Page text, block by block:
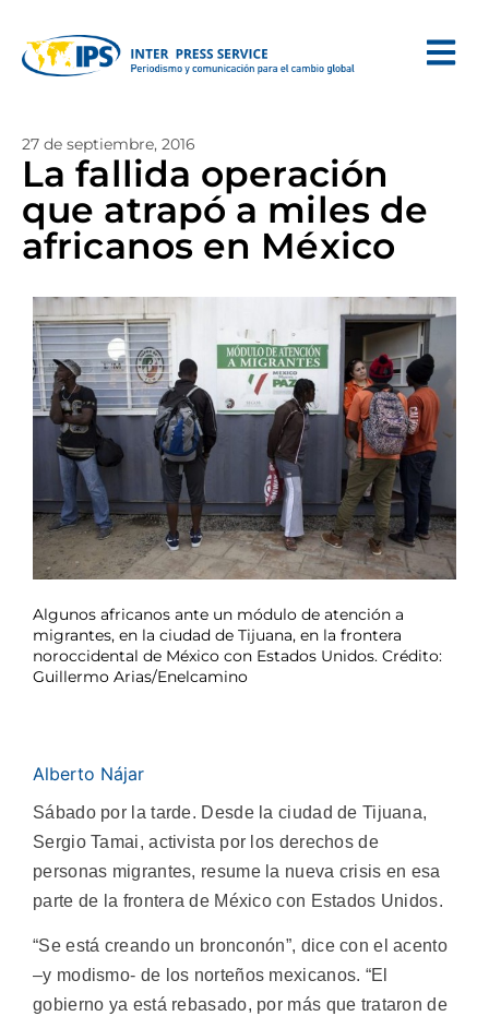
27 de septiembre, 2016
La fallida operación
que atrapó a miles de
africanos en México
Algunos africanos ante un módulo de atención a
migrantes, en la ciudad de Tijuana, en la frontera
noroccidental de México con Estados Unidos. Crédito:
Guillermo Arias/Enelcamino
Alberto Nájar
Sábado por la tarde. Desde la ciudad de Tijuana,
Sergio Tamai, activista por los derechos de
personas migrantes, resume la nueva crisis en esa
parte de la frontera de México con Estados Unidos.
“Se está creando un bronconón”, dice con el acento
–y modismo- de los norteños mexicanos. “El
gobierno ya está rebasado, por más que trataron de